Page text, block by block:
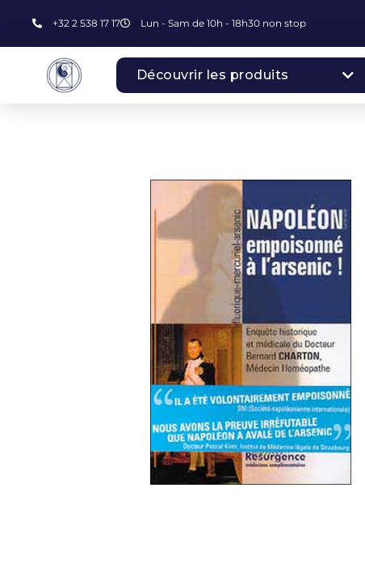
+32 2 538 17 17 Lun - Sam de 10h - 18h30 non stop
Découvrir les produits